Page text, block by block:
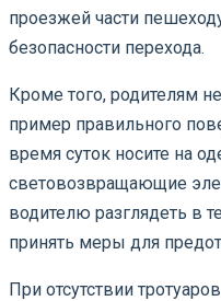
проезжей части
безопасности перехода.
Кроме того, родителям
пример правильного
время суток носите на
световозвращающие
водителю разглядеть в
принять меры для
При отсутствии